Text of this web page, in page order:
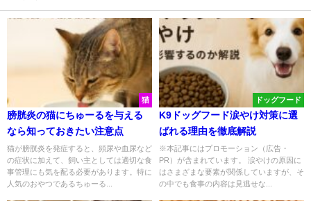
猫
膀胱炎の猫にちゅーるを与える
なら知っておきたい注意点
猫が膀胱炎を発症すると、頻尿や血尿など
の症状に加えて、飼い主としては適切な食
事管理にも気を配る必要があります。特に
人気のおやつであるちゅーる...
ドッグフード
K9ドッグフード涙やけ対策に選
ばれる理由を徹底解説
※本記事にはプロモーション（広告・
PR）が含まれています。 涙やけの原因に
はさまざまな要素が関係していますが、そ
の中でも食事の内容は見逃せな...